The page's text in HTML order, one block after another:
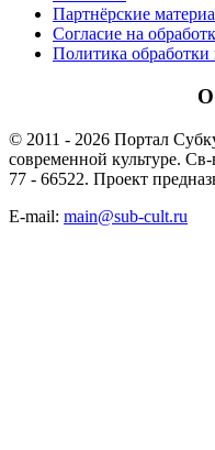
Партнёрские
Согласие на
Политика
О
© 2011 - 2026 Портал
современной культуре.
77 - 66522. Проект
E-mail: main@sub-cult.ru